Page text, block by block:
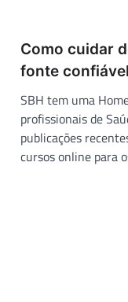
Como cuidar
fonte confiável
SBH tem uma
profissionais de
publicações
cursos online para